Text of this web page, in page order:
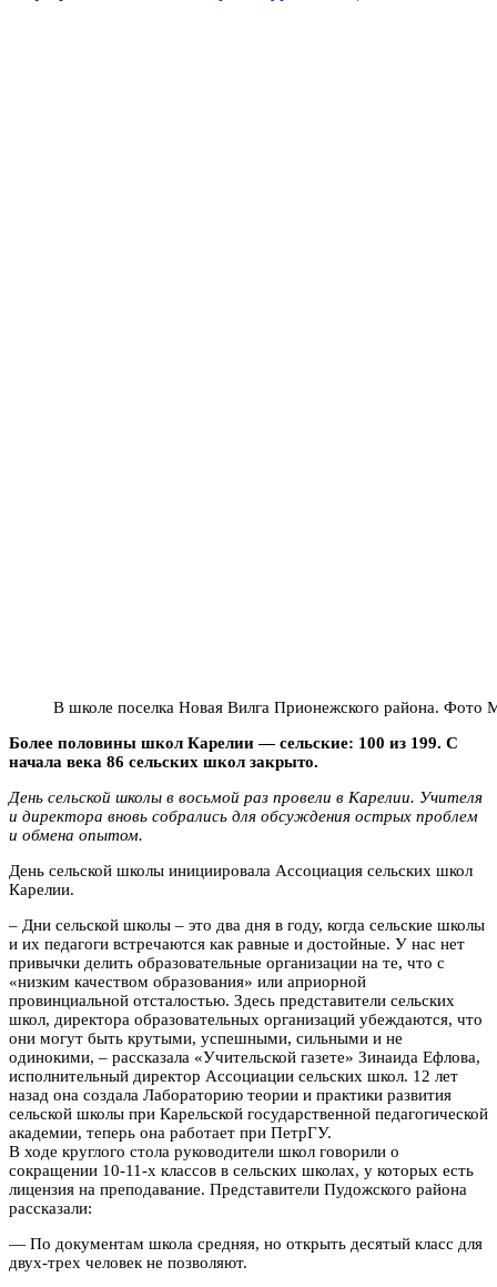
В школе поселка Новая Вилга Прионежского района. Фото
Более половины школ Карелии — сельские: 100 из 199. С
начала века 86 сельских школ закрыто.
День сельской школы в восьмой раз провели в Карелии. Учителя
и директора вновь собрались для обсуждения острых проблем
и обмена опытом.
День сельской школы инициировала Ассоциация сельских школ
Карелии.
– Дни сельской школы – это два дня в году, когда сельские школы
и их педагоги встречаются как равные и достойные. У нас нет
привычки делить образовательные организации на те, что с
«низким качеством образования» или априорной
провинциальной отсталостью. Здесь представители сельских
школ, директора образовательных организаций убеждаются, что
они могут быть крутыми, успешными, сильными и не
одинокими, – рассказала «Учительской газете» Зинаида Ефлова,
исполнительный директор Ассоциации сельских школ. 12 лет
назад она создала Лабораторию теории и практики развития
сельской школы при Карельской государственной педагогической
академии, теперь она работает при ПетрГУ.
В ходе круглого стола руководители школ говорили о
сокращении 10-11-х классов в сельских школах, у которых есть
лицензия на преподавание. Представители Пудожского района
рассказали:
— По документам школа средняя, но открыть десятый класс для
двух-трех человек не позволяют.